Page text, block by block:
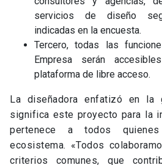
servicios de diseño
indicadas en la encuesta.
Tercero, todas las
Empresa serán
plataforma de libre acceso.
La diseñadora enfatizó en la
significa este proyecto para la
pertenece a todos
ecosistema. «Todos
criterios comunes, que